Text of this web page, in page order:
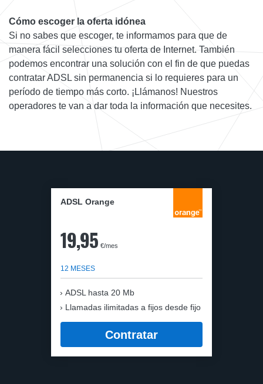
Cómo escoger la oferta idónea
Si no sabes que escoger, te informamos para que de
manera fácil selecciones tu oferta de Internet. También
podemos encontrar una solución con el fin de que puedas
contratar ADSL sin permanencia si lo requieres para un
período de tiempo más corto. ¡Llámanos! Nuestros
operadores te van a dar toda la información que necesites.
ADSL Orange
19,95 €/mes
12 MESES
ADSL hasta 20 Mb
Llamadas ilimitadas a fijos desde fijo
Contratar